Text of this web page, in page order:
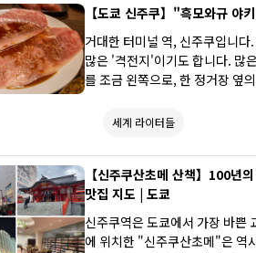
립니다.
【도쿄 신주쿠】"흑모와규 야
거대한 터미널 역, 신주쿠입니
많은 '격전지'이기도 합니다. 많
를 조금 왼쪽으로, 한 정거장 옆
선택한 것은 전혀 다른 험난한
세계 라이터들
【신주쿠산초메 산책】100년
맛집 지도 | 도쿄
신주쿠역은 도쿄에서 가장 바쁜
에 위치한 "신주쿠산초메"은 역